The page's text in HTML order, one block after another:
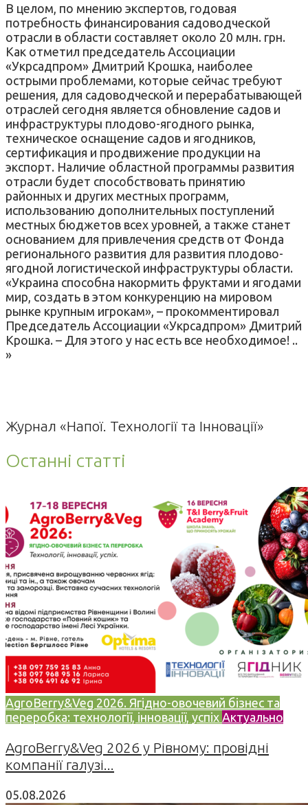
В целом, по мнению экспертов, годовая
потребность финансирования садоводческой
отрасли в области составляет около 20 млн. грн.
Как отметил председатель Ассоциации
«Укрсадпром» Дмитрий Крошка, наиболее
острыми проблемами, которые сейчас требуют
решения, для садоводческой и перерабатывающей
отраслей сегодня является обновление садов и
инфраструктуры плодово-ягодного рынка,
техническое оснащение садов и ягодников,
сертификация и продвижение продукции на
экспорт. Наличие областной программы развития
отрасли будет способствовать принятию
районных и других местных программ,
использованию дополнительных поступлений
местных бюджетов всех уровней, а также станет
основанием для привлечения средств от Фонда
регионального развития для развития плодово-
ягодной логистической инфраструктуры области.
«Украина способна накормить фруктами и ягодами
мир, создать в этом конкуренцию на мировом
рынке крупным игрокам», – прокомментировал
Председатель Ассоциации «Укрсадпром» Дмитрий
Крошка. – Для этого у нас есть все необходимое! ..
»
Журнал «Напої. Технології та Інновації»
Останні статті
AgroBerry&Veg 2026. Ягідно-овочевий бізнес та
переробка: технології, інновації, успіх Актуально
AgroBerry&Veg 2026 у Рівному: провідні
компанії галузі...
05.08.2026